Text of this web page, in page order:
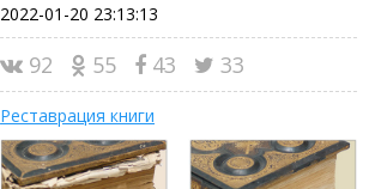
2022-01-20 23:13:13
92 55 43 33
Реставрация книги